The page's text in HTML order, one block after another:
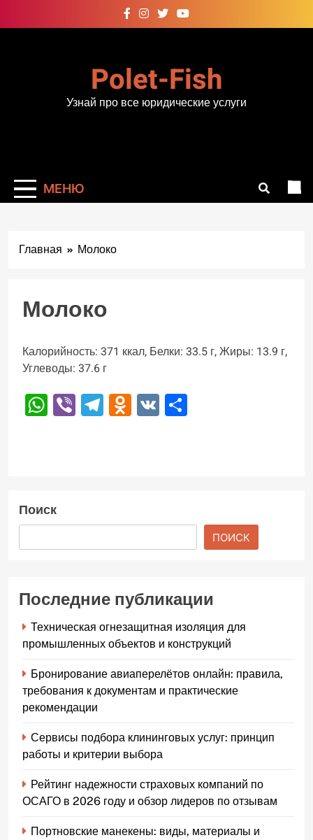
к
Polet-Fish
Узнай про все юридические услуги
МЕНЮ
Главная Молоко
Молоко
Калорийность: 371 ккал, Белки: 33.5 г, Жиры: 13.9 г,
Углеводы: 37.6 г
WhatsApp
ViberTelegram
Odnoklassniki
VK
Поиск
ПОИСК
Последние публикации
Техническая огнезащитная изоляция для
промышленных объектов и конструкций
Бронирование авиаперелётов онлайн: правила,
требования к документам и практические
рекомендации
Сервисы подбора клининговых услуг: принцип
работы и критерии выбора
Рейтинг надежности страховых компаний по
ОСАГО в 2026 году и обзор лидеров по отзывам
Портновские манекены: виды, материалы и